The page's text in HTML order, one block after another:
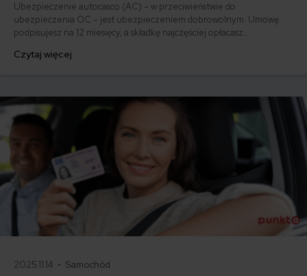
Ubezpieczenie autocasco (AC) – w przeciwieństwie do
ubezpieczenia OC – jest ubezpieczeniem dobrowolnym. Umowę
podpisujesz na 12 miesięcy, a składkę najczęściej opłacasz
ofertę lub zdecydowałeś się sprzedać samochód w trakcie trwania
Czytaj więcej
2025.11.14 • Samochód